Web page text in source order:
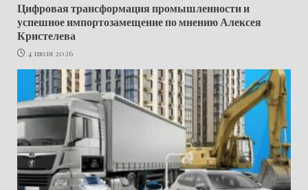
Цифровая трансформация промышленности и
успешное импортозамещение по мнению Алексея
Кристелева
4 июля 2026